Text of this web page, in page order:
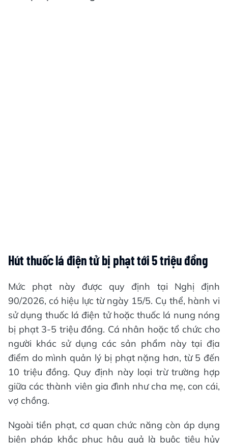
Hút thuốc lá điện tử bị phạt tới 5 triệu đồng
Mức phạt này được quy định tại Nghị định
90/2026, có hiệu lực từ ngày 15/5. Cụ thể, hành vi
sử dụng thuốc lá điện tử hoặc thuốc lá nung nóng
bị phạt 3-5 triệu đồng. Cá nhân hoặc tổ chức cho
người khác sử dụng các sản phẩm này tại địa
điểm do mình quản lý bị phạt nặng hơn, từ 5 đến
10 triệu đồng. Quy định này loại trừ trường hợp
giữa các thành viên gia đình như cha mẹ, con cái,
vợ chồng.
Ngoài tiền phạt, cơ quan chức năng còn áp dụng
biện pháp khắc phục hậu quả là buộc tiêu hủy